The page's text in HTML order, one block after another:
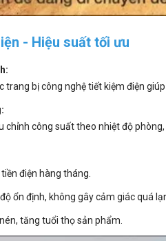
- Hiệu suất tối ưu
trang bị công nghệ tiết kiệm điện
chỉnh công suất theo nhiệt độ
điện hàng tháng.
ổn định, không gây cảm giác quá
tăng tuổi thọ sản phẩm.